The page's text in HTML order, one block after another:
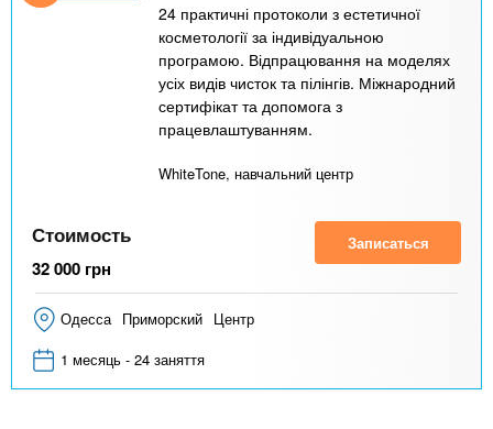
24 практичні протоколи з естетичної
косметології за індивідуальною
програмою. Відпрацювання на моделях
усіх видів чисток та пілінгів. Міжнародний
сертифікат та допомога з
працевлаштуванням.
WhiteTone, навчальний центр
Стоимость
32 000 грн
Записаться
Одесса Приморский Центр
1 месяць - 24 заняття